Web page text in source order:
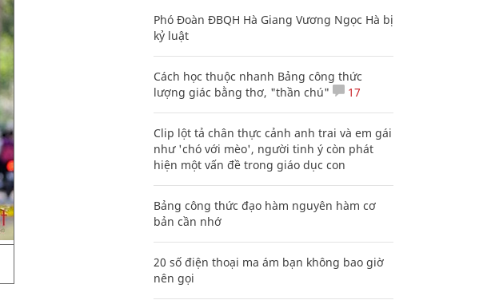
Phó Đoàn ĐBQH Hà Giang Vương Ngọc Hà bị
kỷ luật
Cách học thuộc nhanh Bảng công thức
lượng giác bằng thơ, "thần chú"
17
Clip lột tả chân thực cảnh anh trai và em gái
như 'chó với mèo', người tinh ý còn phát
hiện một vấn đề trong giáo dục con
Bảng công thức đạo hàm nguyên hàm cơ
bản cần nhớ
20 số điện thoại ma ám bạn không bao giờ
nên gọi